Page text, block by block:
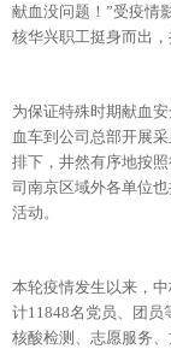
献血没问题！”受疫情
核华兴职工挺身而出
为保证特殊时期献血
血车到公司总部开展
排下，井然有序地按
司南京区域外各单位
活动。
本轮疫情发生以来，
计11848名党员、团员
核酸检测、志愿服务